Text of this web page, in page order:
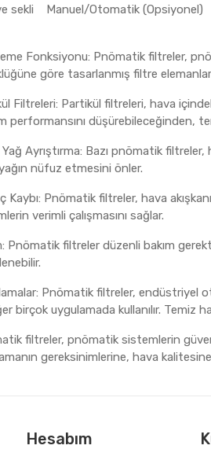
sekli Manuel/Otomatik (Opsiyonel)
Fonksiyonu: Pnömatik filtreler,
göre tasarlanmış filtre
Filtreleri: Partikül filtreleri, hava
performansını düşürebileceğinden,
Ayrıştırma: Bazı pnömatik filtreler,
nüfuz etmesini önler.
Kaybı: Pnömatik filtreler, hava
verimli çalışmasını sağlar.
Pnömatik filtreler düzenli bakım
Pnömatik filtreler, endüstriyel
birçok uygulamada kullanılır. Temiz
filtreler, pnömatik sistemlerin
gereksinimlerine, hava
Hesabım